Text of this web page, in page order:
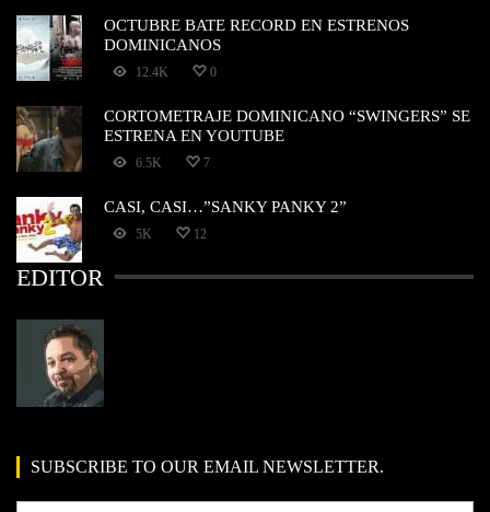
OCTUBRE BATE RECORD EN ESTRENOS
DOMINICANOS
12.4K 0
CORTOMETRAJE DOMINICANO “SWINGERS” SE
ESTRENA EN YOUTUBE
6.5K 7
CASI, CASI…”SANKY PANKY 2”
5K 12
EDITOR
SUBSCRIBE TO OUR EMAIL NEWSLETTER.